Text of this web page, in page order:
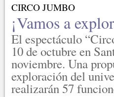
CIRCO JUMBO
¡Vamos a
El espectáculo
10 de octubre en
noviembre. Una
exploración del
realizarán 57